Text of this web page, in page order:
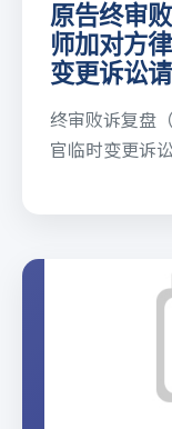
原告终审
师加对方
变更诉讼
终审败诉复盘
官临时变更诉